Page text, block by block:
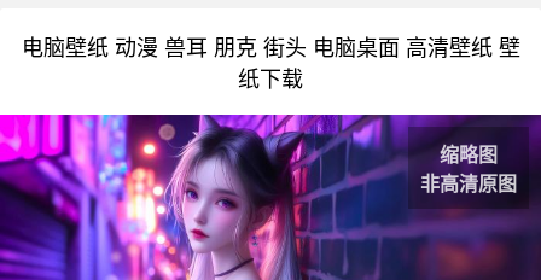
电脑壁纸 动漫 兽耳 朋克 街头 电脑桌面 高清壁纸 壁
纸下载
缩略图
非高清原图